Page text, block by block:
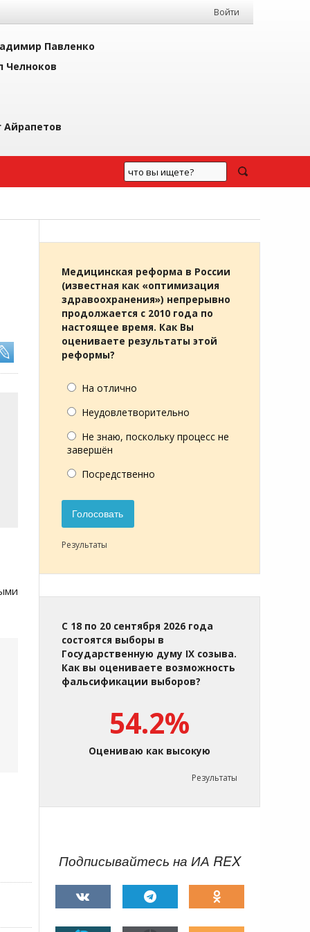
Войти
Павленко
Челноков
Айрапетов
Медицинская реформа в России
(известная как «оптимизация
здравоохранения») непрерывно
продолжается с 2010 года по
настоящее время. Как Вы
оцениваете результаты этой
реформы?
На отлично
Неудовлетворительно
Не знаю, поскольку процесс не
завершён
Посредственно
Голосовать
Результаты
С 18 по 20 сентября 2026 года
состоятся выборы в
Государственную думу IX созыва.
Как вы оцениваете возможность
фальсификации выборов?
54.2%
Оцениваю как высокую
Результаты
Подписывайтесь на ИА REX